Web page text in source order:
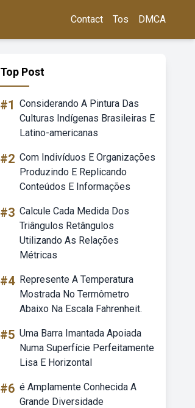
Contact Tos DMCA
Top Post
#1 Considerando A Pintura Das
Culturas Indígenas Brasileiras E
Latino-americanas
#2 Com Indivíduos E Organizações
Produzindo E Replicando
Conteúdos E Informações
#3 Calcule Cada Medida Dos
Triângulos Retângulos
Utilizando As Relações
Métricas
#4 Represente A Temperatura
Mostrada No Termômetro
Abaixo Na Escala Fahrenheit.
#5 Uma Barra Imantada Apoiada
Numa Superfície Perfeitamente
Lisa E Horizontal
#6 é Amplamente Conhecida A
Grande Diversidade